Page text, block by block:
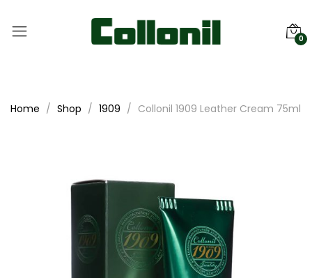
0
Home Shop 1909 Collonil 1909 Leather Cream 75ml